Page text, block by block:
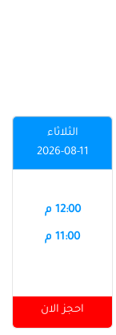
الثلاثاء
2026-08-11
12:00 م
11:00 م
احجز الان